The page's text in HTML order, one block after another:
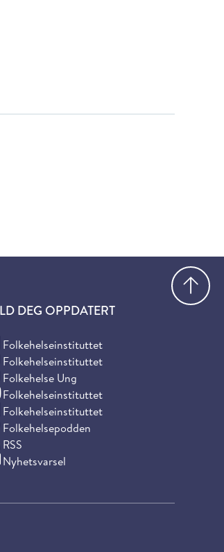
DEG OPPDATERT
Folkehelseinstituttet
Folkehelseinstituttet
Folkehelse Ung
Folkehelseinstituttet
Folkehelseinstituttet
Folkehelsepodden
RSS
Nyhetsvarsel